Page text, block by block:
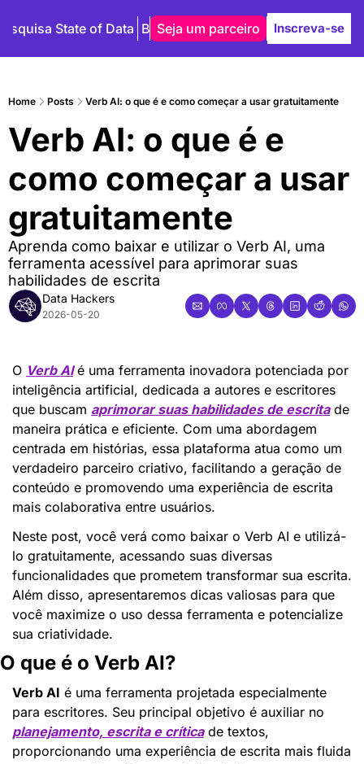
State of Data Blog Autores
Seja um parceiro Inscreva-se
Home Posts Verb AI: o que é e como começar a usar gratuitamente
Verb AI: o que é e
como começar a usar
gratuitamente
Aprenda como baixar e utilizar o Verb AI, uma
ferramenta acessível para aprimorar suas
habilidades de escrita
Data Hackers
2026-05-20
O Verb AI é uma ferramenta inovadora potenciada por
inteligência artificial, dedicada a autores e escritores
que buscam aprimorar suas habilidades de escrita de
maneira prática e eficiente. Com uma abordagem
centrada em histórias, essa plataforma atua como um
verdadeiro parceiro criativo, facilitando a geração de
conteúdo e promovendo uma experiência de escrita
mais colaborativa entre usuários.
Neste post, você verá como baixar o Verb AI e utilizá-
lo gratuitamente, acessando suas diversas
funcionalidades que prometem transformar sua escrita.
Além disso, apresentaremos dicas valiosas para que
você maximize o uso dessa ferramenta e potencialize
sua criatividade.
O que é o Verb AI?
Verb AI é uma ferramenta projetada especialmente
planejamento, escrita e crítica de textos,
proporcionando uma experiência de escrita mais fluida